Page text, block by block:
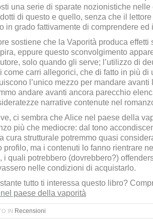
una serie di sparate nozionistiche
di questo e quello, senza che il
in grado fattivamente di comprendere ed
sostiene che la Vaporità produca
eppure questo sconvolgimento
solo quando gli serve; l’utilizzo di
come carri allegorici, che di fatto in più di
l’unico mezzo per mandare
andare avanti ancora parecchio
narrative contenute nel
ci sembra che Alice nel paese della
più che mediocre: dal tono
cura strutturale potremmo quasi
profilo, ma i contenuti lo fanno rientrare
i quali potrebbero (dovrebbero?)
nelle condizioni di acquistarlo.
tutto ti interessa questo libro?
paese della vaporità
IN Recensioni